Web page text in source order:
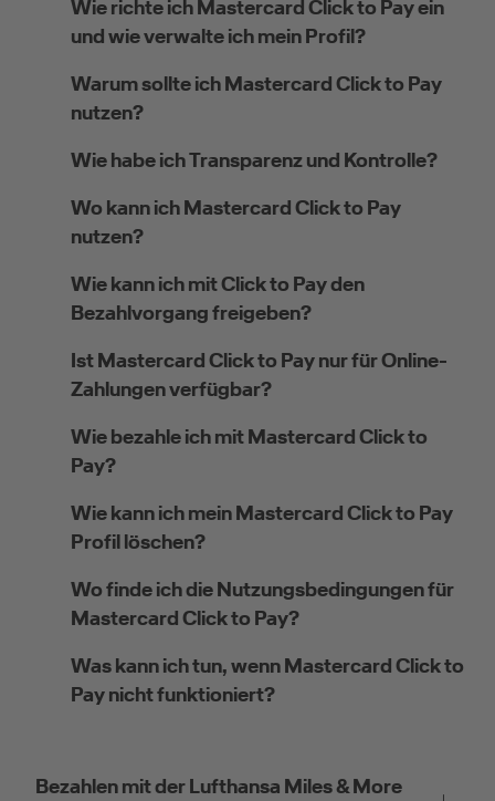
Wie richte ich Mastercard Click to Pay ein
und wie verwalte ich mein Profil?
Warum sollte ich Mastercard Click to Pay
nutzen?
Wie habe ich Transparenz und Kontrolle?
Wo kann ich Mastercard Click to Pay
nutzen?
Wie kann ich mit Click to Pay den
Bezahlvorgang freigeben?
Ist Mastercard Click to Pay nur für Online-
Zahlungen verfügbar?
Wie bezahle ich mit Mastercard Click to
Pay?
Wie kann ich mein Mastercard Click to Pay
Profil löschen?
Wo finde ich die Nutzungsbedingungen für
Mastercard Click to Pay?
Was kann ich tun, wenn Mastercard Click to
Pay nicht funktioniert?
Bezahlen mit der Lufthansa Miles & More